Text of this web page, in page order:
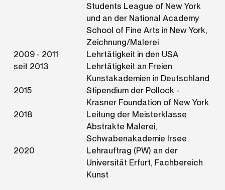
Students League of New York
und an der National Academy
School of Fine Arts in New York,
Zeichnung/Malerei
2009 - 2011
Lehrtätigkeit in den USA
seit 2013
Lehrtätigkeit an Freien
Kunstakademien in Deutschland
2015
Stipendium der Pollock -
Krasner Foundation of New York
2018
Leitung der Meisterklasse
Abstrakte Malerei,
Schwabenakademie Irsee
2020
Lehrauftrag (PW) an der
Universität Erfurt, Fachbereich
Kunst